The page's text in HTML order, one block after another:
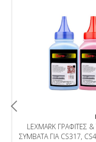
LEXMARK ΓΡΑΦΙΤΕΣ
ΣΥΜΒΑΤΑ ΓΙΑ CS317,